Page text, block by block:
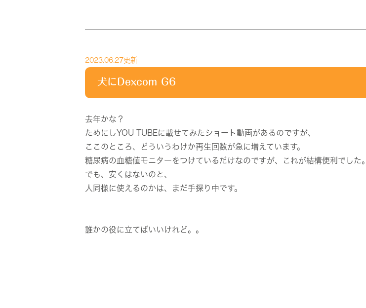
2023.06.27更新
犬にDexcom G6
去年かな？
ためにしYOU TUBEに載せてみたショート動画があるのですが、
ここのところ、どういうわけか再生回数が急に増えています。
糖尿病の血糖値モニターをつけているだけなのですが、これが結構便利でした。
でも、安くはないのと、
人同様に使えるのかは、まだ手探り中です。
誰かの役に立てばいいけれど。。